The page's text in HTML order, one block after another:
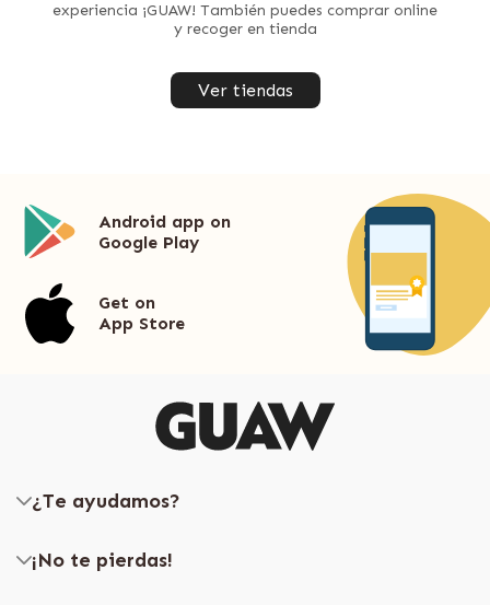
experiencia ¡GUAW! También puedes comprar online
y recoger en tienda
Ver tiendas
Android app on
Google Play
Get on
App Store
¿Te ayudamos?
¡No te pierdas!